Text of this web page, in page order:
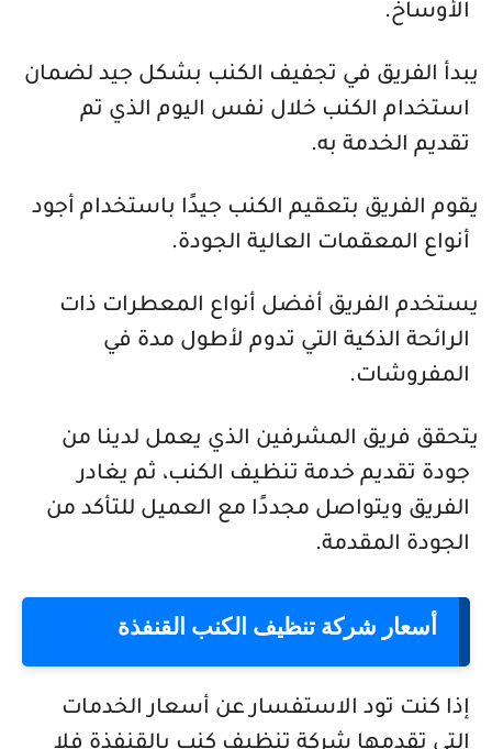
الأوساخ.
يبدأ الفريق في تجفيف الكنب بشكل جيد لضمان
استخدام الكنب خلال نفس اليوم الذي تم
تقديم الخدمة به.
يقوم الفريق بتعقيم الكنب جيدًا باستخدام أجود
أنواع المعقمات العالية الجودة.
يستخدم الفريق أفضل أنواع المعطرات ذات
الرائحة الذكية التي تدوم لأطول مدة في
المفروشات.
يتحقق فريق المشرفين الذي يعمل لدينا من
جودة تقديم خدمة تنظيف الكنب، ثم يغادر
الفريق ويتواصل مجددًا مع العميل للتأكد من
الجودة المقدمة.
أسعار شركة تنظيف الكنب القنفذة
إذا كنت تود الاستفسار عن أسعار الخدمات